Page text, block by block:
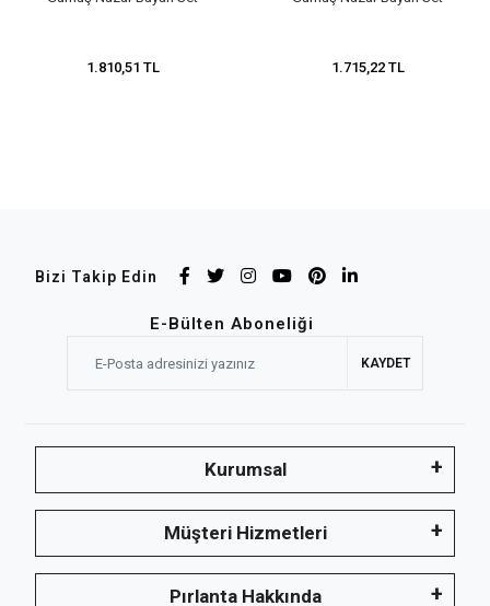
1.810,51 TL 1.715,22 TL
Bizi Takip Edin
E-Bülten Aboneliği
KAYDET
Kurumsal
Müşteri Hizmetleri
Pırlanta Hakkında